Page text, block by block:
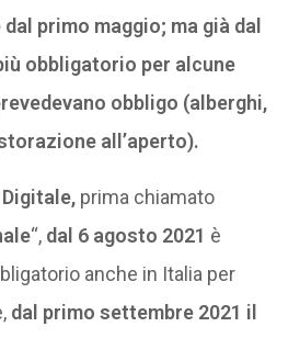
primo maggio; ma già dal
obbligatorio per alcune
obbligo (alberghi,
all’aperto).
prima chiamato
“, dal 6 agosto 2021 è
anche in Italia per
dal primo settembre 2021 il